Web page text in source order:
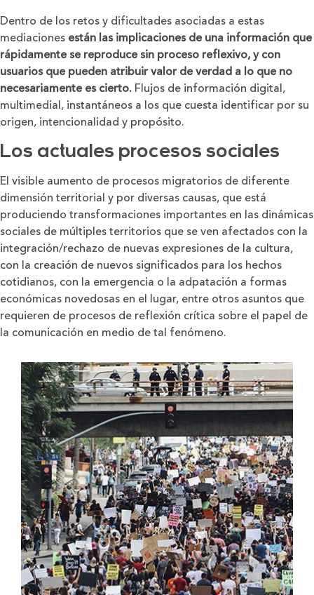
Dentro de los retos y dificultades asociadas a estas
mediaciones están las implicaciones de una información que
rápidamente se reproduce sin proceso reflexivo, y con
usuarios que pueden atribuir valor de verdad a lo que no
necesariamente es cierto. Flujos de información digital,
multimedial, instantáneos a los que cuesta identificar por su
origen, intencionalidad y propósito.
Los actuales procesos sociales
El visible aumento de procesos migratorios de diferente
dimensión territorial y por diversas causas, que está
produciendo transformaciones importantes en las dinámicas
sociales de múltiples territorios que se ven afectados con la
integración/rechazo de nuevas expresiones de la cultura,
con la creación de nuevos significados para los hechos
cotidianos, con la emergencia o la adpatación a formas
económicas novedosas en el lugar, entre otros asuntos que
requieren de procesos de reflexión crítica sobre el papel de
la comunicación en medio de tal fenómeno.